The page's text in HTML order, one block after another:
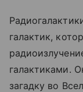
галактик,
галактиками.
загадку во